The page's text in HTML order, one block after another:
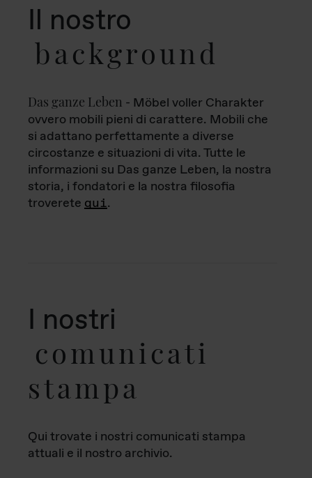
Il nostro
background
Das ganze Leben - Möbel voller Charakter
ovvero mobili pieni di carattere. Mobili che
si adattano perfettamente a diverse
circostanze e situazioni di vita. Tutte le
informazioni su Das ganze Leben, la nostra
storia, i fondatori e la nostra filosofia
troverete qui.
I nostri
comunicati
stampa
Qui trovate i nostri comunicati stampa
attuali e il nostro archivio.